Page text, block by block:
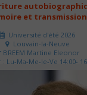
et transmission
Université d'été 2026
Louvain-la-Neuve
BREEM Martine Eleonor
: Lu-Ma-Me-Je-Ve 14:00-
Nombre de séances : 3